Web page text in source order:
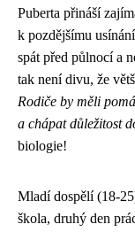
Puberta přináší
k pozdějšímu
spát před půlnocí a
tak není divu, že
Rodiče by měli
a chápat důležitost
biologie!
Mladí dospělí (18-
škola, druhý den